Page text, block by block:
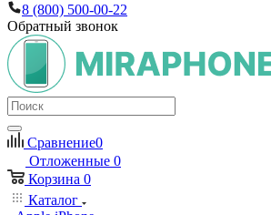
8 (800) 500-00-22
Обратный звонок
Сравнение0
Отложенные 0
Корзина 0
Каталог